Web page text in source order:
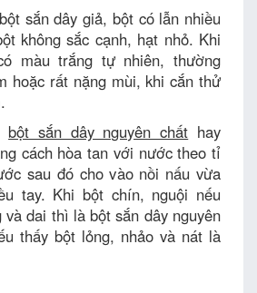
sắn dây giả, bột có lẫn nhiều
không sắc cạnh, hạt nhỏ. Khi
màu trắng tự nhiên, thường
hoặc rất nặng mùi, khi cắn thử
bột sắn dây nguyên chất hay
cách hòa tan với nước theo tỉ
sau đó cho vào nồi nấu vừa
tay. Khi bột chín, nguội nếu
dai thì là bột sắn dây nguyên
thấy bột lỏng, nhảo và nát là